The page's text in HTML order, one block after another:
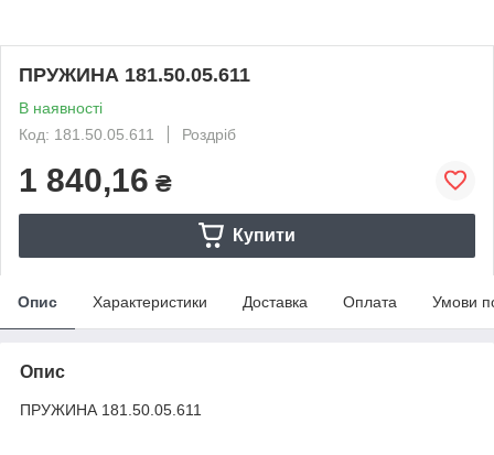
ПРУЖИНА 181.50.05.611
В наявності
Код: 181.50.05.611
Роздріб
1 840,16 ₴
Купити
Опис Характеристики Доставка Оплата Умови
Опис
ПРУЖИНА 181.50.05.611